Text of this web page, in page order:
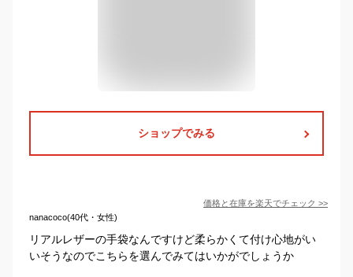
ショップでみる
価格と在庫を楽天でチェック >>
nanacoco(40代・女性)
リアルレザーの手袋なんですけど柔らかくて付け心地がい
いそうなのでこちらを選んでみてはいかがでしょうか